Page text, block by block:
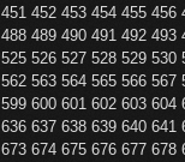
451 452 453 454 455 456
488 489 490 491 492 493
525 526 527 528 529 530
562 563 564 565 566 567
599 600 601 602 603 604
636 637 638 639 640 641
673 674 675 676 677 678